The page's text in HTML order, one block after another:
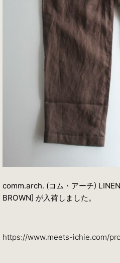
comm.arch. (コム・アーチ)
BROWN] が入荷しました。
https://www.meets-ichie.com/